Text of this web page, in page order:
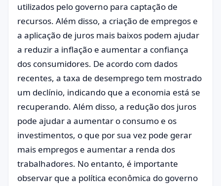
utilizados pelo governo para captação de
recursos. Além disso, a criação de empregos e
a aplicação de juros mais baixos podem ajudar
a reduzir a inflação e aumentar a confiança
dos consumidores. De acordo com dados
recentes, a taxa de desemprego tem mostrado
um declínio, indicando que a economia está se
recuperando. Além disso, a redução dos juros
pode ajudar a aumentar o consumo e os
investimentos, o que por sua vez pode gerar
mais empregos e aumentar a renda dos
trabalhadores. No entanto, é importante
observar que a política econômica do governo